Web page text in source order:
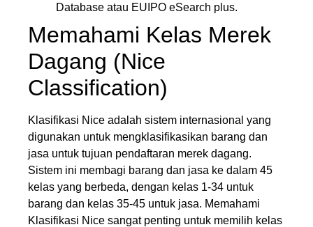
Database atau EUIPO eSearch plus.
Memahami Kelas Merek
Dagang (Nice
Classification)
Klasifikasi Nice adalah sistem internasional yang
digunakan untuk mengklasifikasikan barang dan
jasa untuk tujuan pendaftaran merek dagang.
Sistem ini membagi barang dan jasa ke dalam 45
kelas yang berbeda, dengan kelas 1-34 untuk
barang dan kelas 35-45 untuk jasa. Memahami
Klasifikasi Nice sangat penting untuk memilih kelas